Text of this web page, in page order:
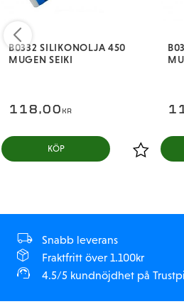
B0332 SILIKONOLJA 450
MUGEN SEIKI
118,00 KR
KÖP
Snabb leverans
Fraktfritt över 1.100kr
4.5/5 kundnöjdhet på